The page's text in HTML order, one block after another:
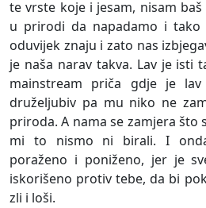
te vrste koje i jesam, nisam
u prirodi da napadamo i tako
oduvijek znaju i zato nas
je naša narav takva. Lav je isti
mainstream priča gdje je
druželjubiv pa mu niko ne
priroda. A nama se zamjera što
mi to nismo ni birali. I
poraženo i poniženo, jer je
iskorišeno protiv tebe, da bi
zli i loši.